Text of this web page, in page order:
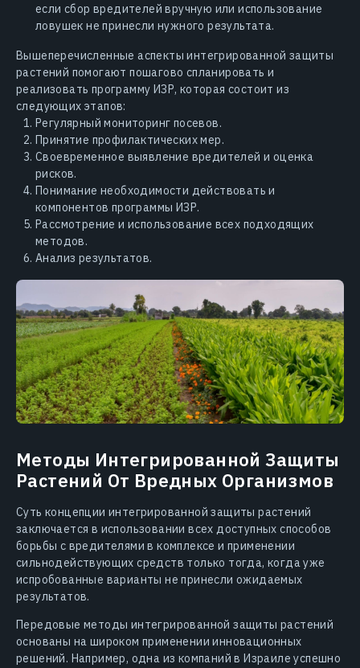
если сбор вредителей вручную или использование
ловушек не принесли нужного результата.
Вышеперечисленные аспекты интегрированной защиты
растений помогают пошагово спланировать и
реализовать программу ИЗР, которая состоит из
следующих этапов:
Регулярный мониторинг посевов.
Принятие профилактических мер.
Своевременное выявление вредителей и оценка
рисков.
Понимание необходимости действовать и
компонентов программы ИЗР.
Рассмотрение и использование всех подходящих
методов.
Анализ результатов.
Методы Интегрированной Защиты
Растений От Вредных Организмов
Суть концепции интегрированной защиты растений
заключается в использовании всех доступных способов
борьбы с вредителями в комплексе и применении
сильнодействующих средств только тогда, когда уже
испробованные варианты не принесли ожидаемых
результатов.
Передовые методы интегрированной защиты растений
основаны на широком применении инновационных
решений. Например, одна из компаний в Израиле успешно